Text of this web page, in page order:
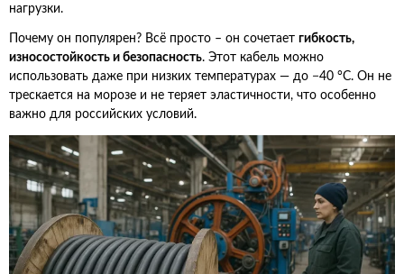
нагрузки.
Почему он популярен? Всё просто – он сочетает гибкость,
износостойкость и безопасность. Этот кабель можно
использовать даже при низких температурах — до −40 °C. Он не
трескается на морозе и не теряет эластичности, что особенно
важно для российских условий.